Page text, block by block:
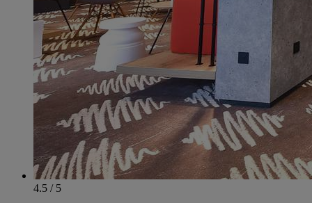
4.5 / 5